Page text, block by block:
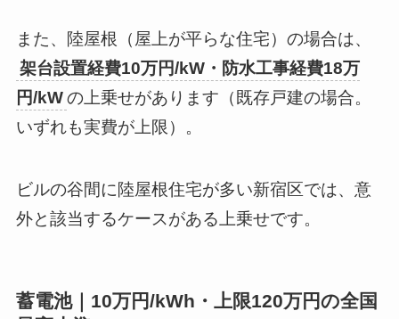
また、陸屋根（屋上が平らな住宅）の場合は、
架台設置経費10万円/kW・防水工事経費18万
円/kWの上乗せがあります（既存戸建の場合。
いずれも実費が上限）。
ビルの谷間に陸屋根住宅が多い新宿区では、意
外と該当するケースがある上乗せです。
蓄電池｜10万円/kWh・上限120万円の全国